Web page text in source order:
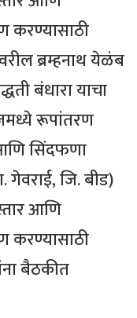
करण्यासाठी
ब्रम्हनाथ येळंब
बंधारा याचा
रूपांतरण
सिंदफणा
गेवराई, जि. बीड)
आणि
करण्यासाठी
बैठकीत